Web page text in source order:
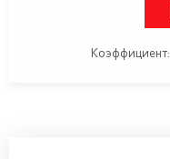
Коэффициент: